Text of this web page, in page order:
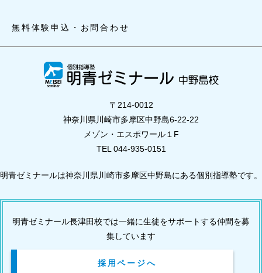
無料体験申込・お問合わせ
〒214-0012
神奈川県川崎市多摩区中野島6-22-22
メゾン・エスポワール１F
TEL 044-935-0151
明青ゼミナールは神奈川県川崎市多摩区中野島にある個別指導塾です。
明青ゼミナール長津田校では一緒に生徒をサポートする仲間を募
集しています
採用ページへ